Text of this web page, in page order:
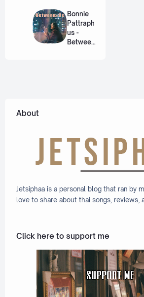
Lyric +
Eng]
Side
[Romaniz
ation
Lyric +
Bonnie
Pattraph
us -
Between
About
Jetsiphaa is a personal blog that ran by
love to share about thai songs, reviews,
Click here to support me